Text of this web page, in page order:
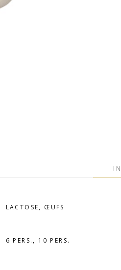
LACTOSE, ŒUFS
6 PERS., 10 PERS.